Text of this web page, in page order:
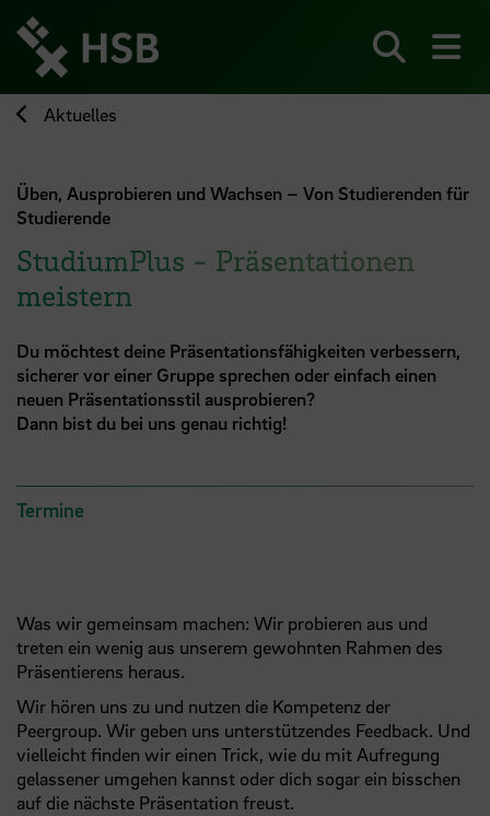
zum
Seiteninhalt
springen
Aktuelles
Üben, Ausprobieren und Wachsen – Von Studierenden für
Studierende
StudiumPlus - Präsentationen
meistern
Du möchtest deine Präsentationsfähigkeiten verbessern,
sicherer vor einer Gruppe sprechen oder einfach einen
neuen Präsentationsstil ausprobieren?
Dann bist du bei uns genau richtig!
Termine
Was wir gemeinsam machen: Wir probieren aus und
treten ein wenig aus unserem gewohnten Rahmen des
Präsentierens heraus.
Wir hören uns zu und nutzen die Kompetenz der
Peergroup. Wir geben uns unterstützendes Feedback. Und
vielleicht finden wir einen Trick, wie du mit Aufregung
gelassener umgehen kannst oder dich sogar ein bisschen
auf die nächste Präsentation freust.